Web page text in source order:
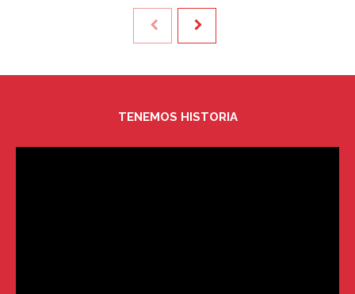
TENEMOS HISTORIA